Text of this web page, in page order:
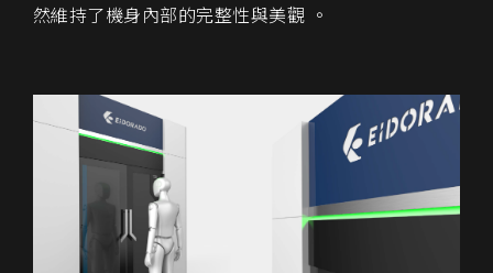
然維持了機身內部的完整性與美觀 。